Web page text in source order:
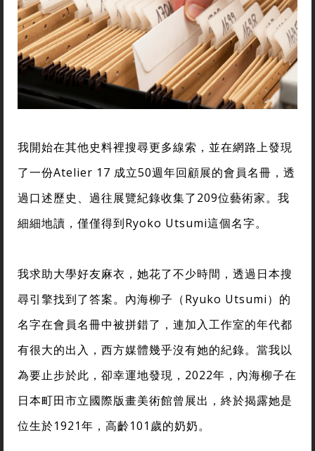
我開始在其他史料裡搜尋更多線索，並在網路上發現
了一份Atelier 17 成立50週年回顧展的會員名冊，透
過口述歷史、過往展覽紀錄收集了209位藝術家。我
細細地讀，僅僅得到Ryoko Utsumi這個名字。
我求助大學好友麻衣，她花了不少時間，透過日本搜
尋引擎找到了答案。內海柳子（Ryuko Utsumi）的
名字在會員名冊中被拼錯了，連加入工作室的年代都
有很大的出入，西方媒體幾乎沒有她的紀錄。當我以
為要止步於此，卻幸運地發現，2022年，內海柳子在
日本町田市立國際版畫美術館曾展出，終於揭露她是
位生於1921年，高齡101歲的奶奶。